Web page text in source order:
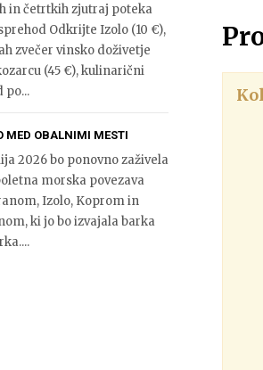
in četrtkih zjutraj poteka
Odkrijte Izolo (10 €),
zvečer vinsko doživetje
(45 €), kulinarični
po...
MED OBALNIMI MESTI
2026 bo ponovno zaživela
morska povezava
Izolo, Koprom in
ki jo bo izvajala barka